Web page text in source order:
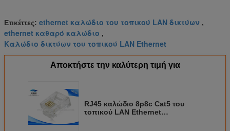
Ετικέττες: ethernet καλώδιο του τοπικού LAN δικτύων ,
ethernet καθαρό καλώδιο ,
Καλώδιο δικτύων του τοπικού LAN Ethernet
Αποκτήστε την καλύτερη τιμή για
RJ45 καλώδιο 8p8c Cat5 του
τοπικού LAN Ethernet